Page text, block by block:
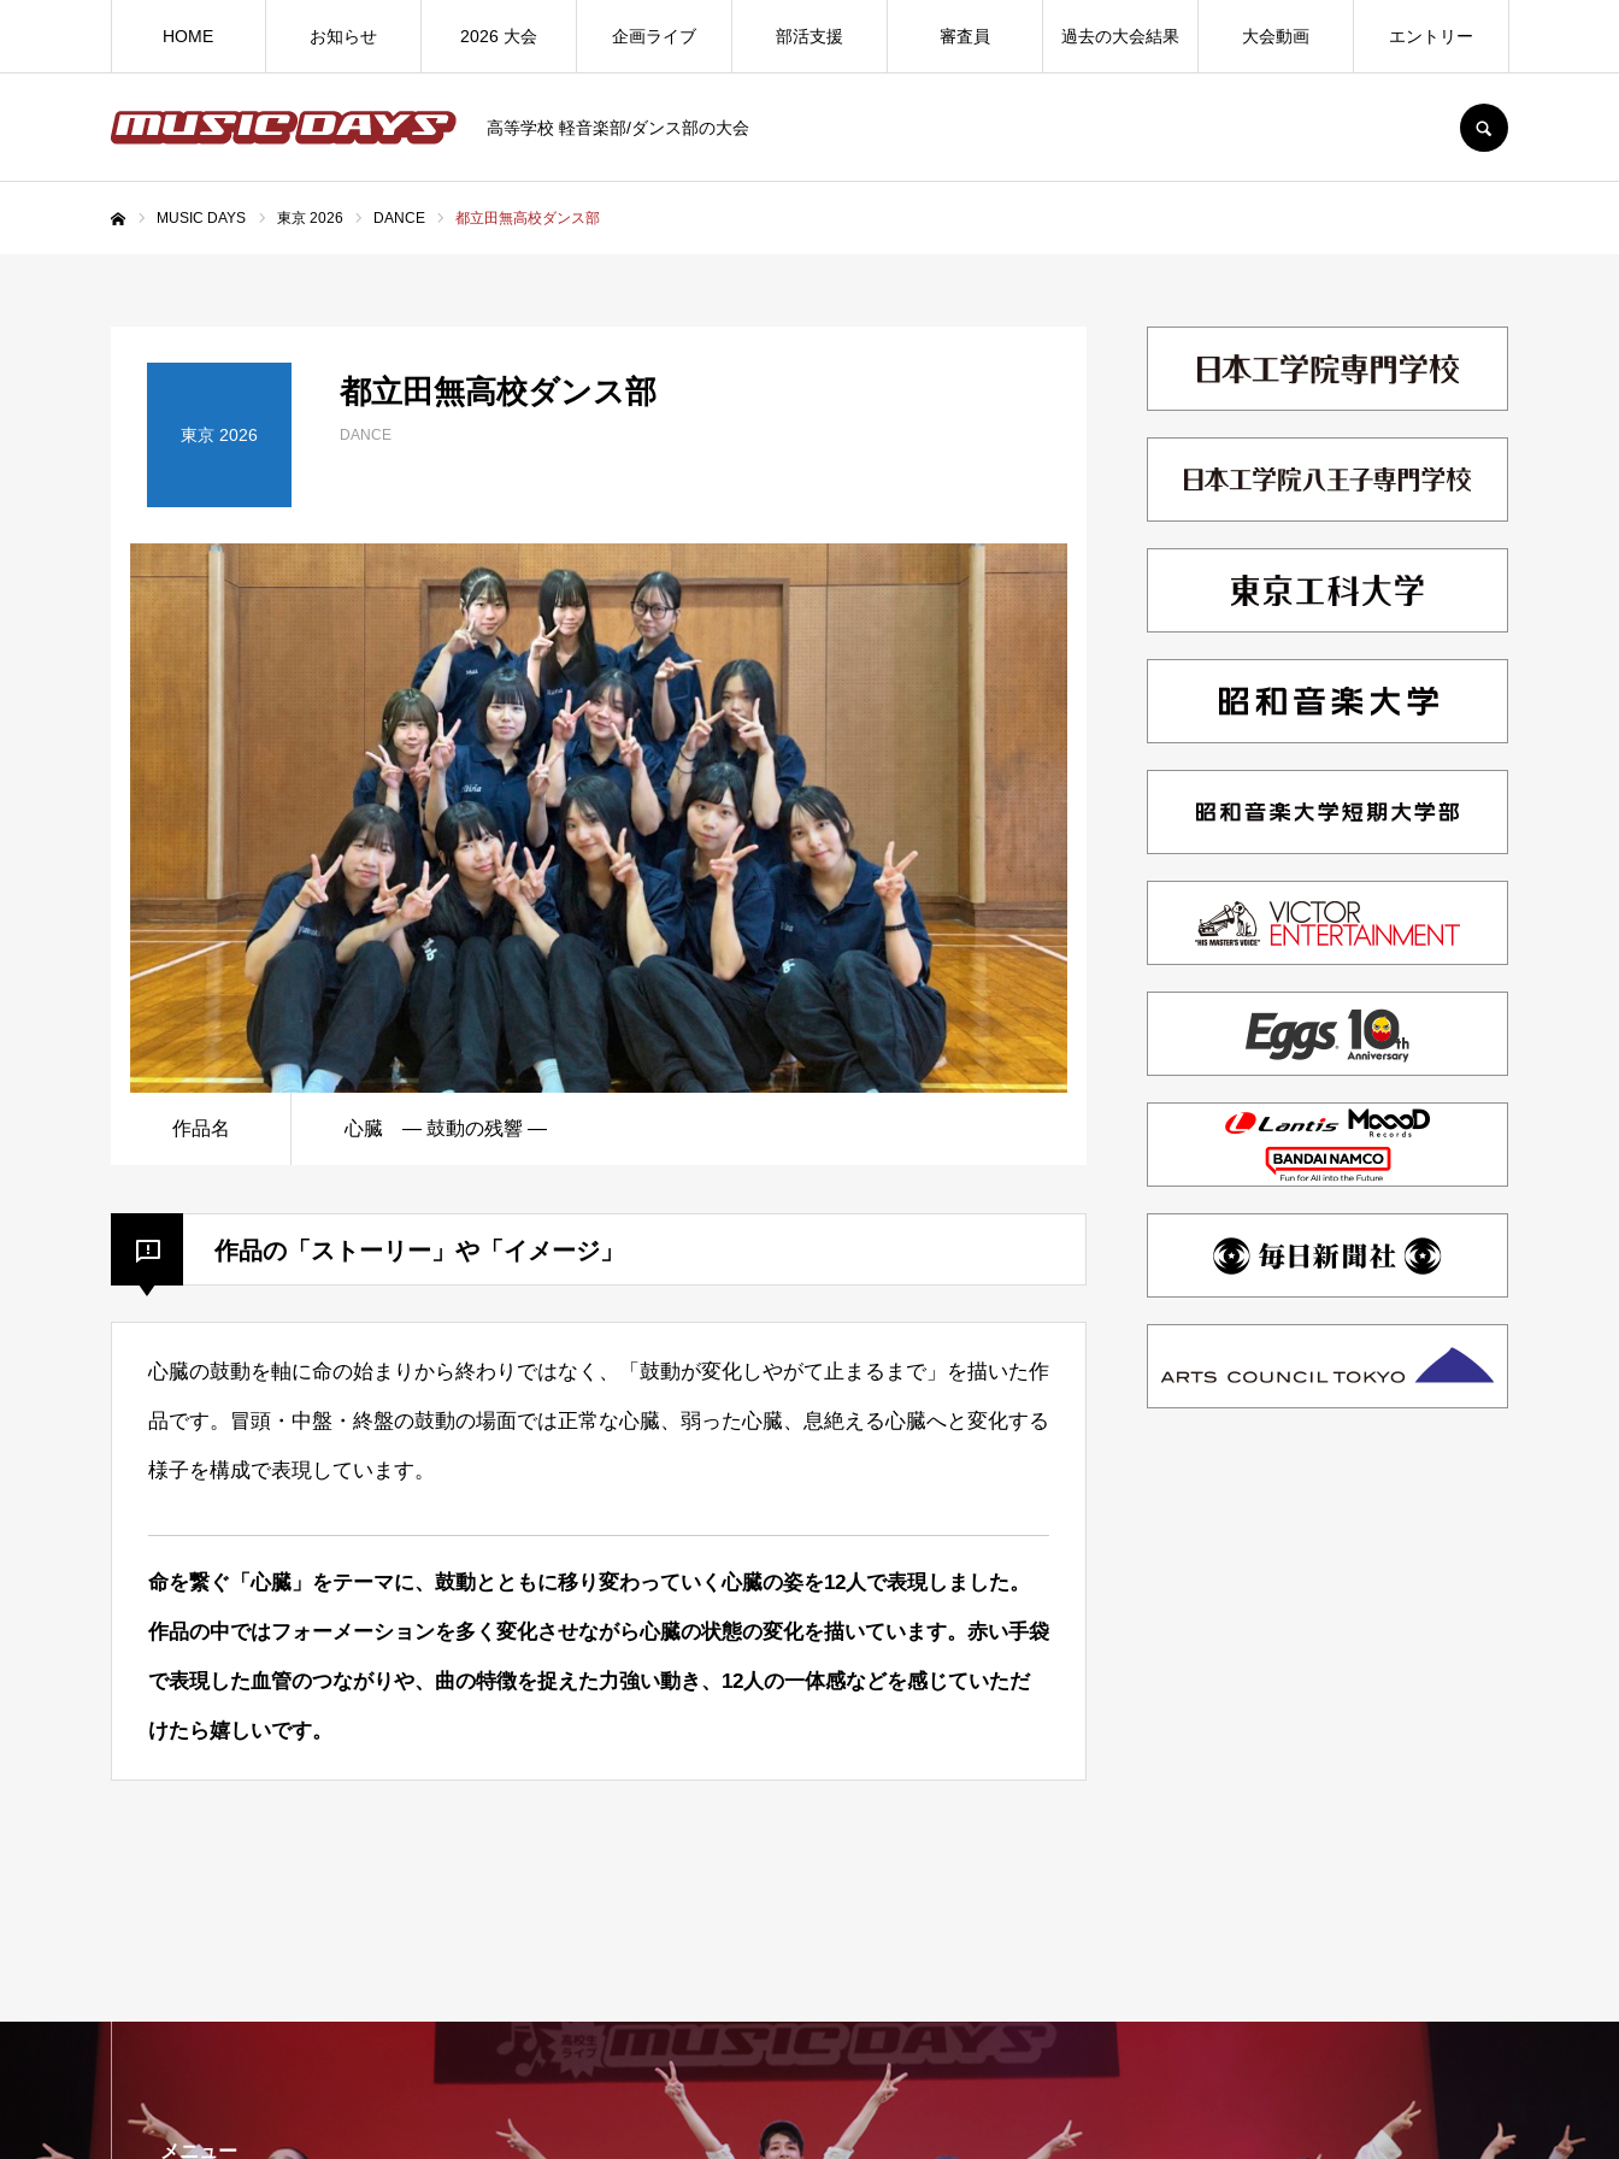
高等学校 軽音楽部/ダンス部の大会
HOME お知らせ 2026 大会 企画ライブ 部活支援 審査員 過去の大会結果 大会動画 エントリー
MUSIC DAYS 東京 2026 DANCE 都立田無高校ダンス部
東京 2026
都立田無高校ダンス部
DANCE
作品名 心臓 ― 鼓動の残響 ―
作品の「ストーリー」や「イメージ」
心臓の鼓動を軸に命の始まりから終わりではなく、「鼓動が変化しやがて止まるまで」を描いた作
品です。冒頭・中盤・終盤の鼓動の場面では正常な心臓、弱った心臓、息絶える心臓へと変化する
様子を構成で表現しています。
命を繋ぐ「心臓」をテーマに、鼓動とともに移り変わっていく心臓の姿を12人で表現しました。
作品の中ではフォーメーションを多く変化させながら心臓の状態の変化を描いています。赤い手袋
で表現した血管のつながりや、曲の特徴を捉えた力強い動き、12人の一体感などを感じていただ
けたら嬉しいです。
メニュー